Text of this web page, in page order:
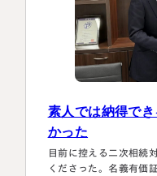
素人では納得で
かった
目前に控える二次相続
くださった。名義有価